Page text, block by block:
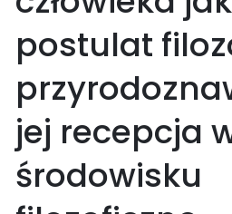
postulat
jej recepcja
środowisku